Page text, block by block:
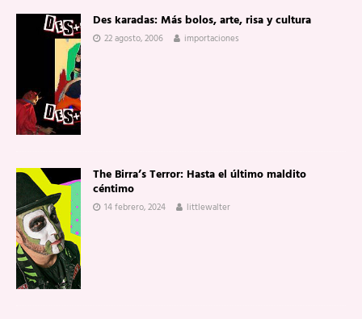
Des karadas: Más bolos, arte, risa y cultura
22 agosto, 2006 importaciones
The Birra’s Terror: Hasta el último maldito
céntimo
14 febrero, 2024 littlewalter